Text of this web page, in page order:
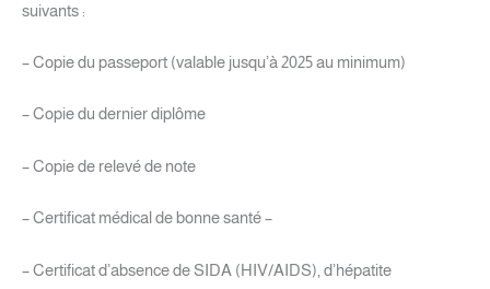
suivants :
– Copie du passeport (valable jusqu’à 2025 au minimum)
– Copie du dernier diplôme
– Copie de relevé de note
– Certificat médical de bonne santé –
– Certificat d’absence de SIDA (HIV/AIDS), d’hépatite